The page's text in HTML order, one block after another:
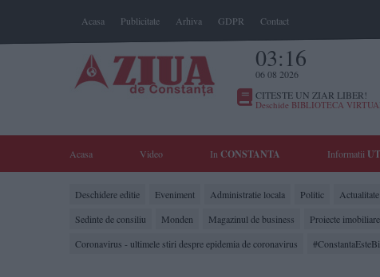
Acasa Publicitate Arhiva GDPR Contact
03:16
06 08 2026
CITESTE UN ZIAR LIBER!
Deschide BIBLIOTECA
Acasa Video In CONSTANTA Informatii
Deschidere editie Eveniment Administratie locala Politic Actualitate
Sedinte de consiliu
Monden Magazinul de business Proiecte imobiliare
Coronavirus - ultimele stiri despre epidemia de coronavirus